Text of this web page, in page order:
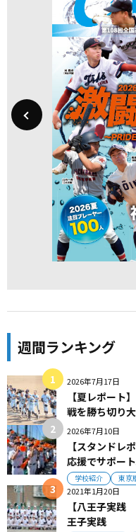
週間ランキング
2026年7月17日
【夏レポー
戦を勝ち切り
2026年7月10日
【スタンドレ
応援でサポー
学校紹介 東京
2021年1月20日
【八王子実
王子実践